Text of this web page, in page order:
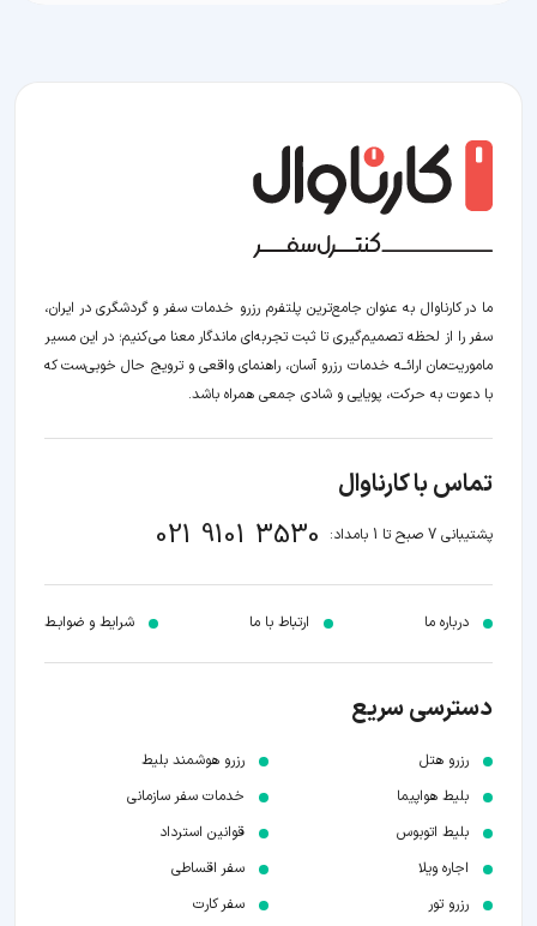
ما در کارناوال به عنوان جامع‌ترین پلتفرم رزرو خدمات سفر و گردشگری در ایران،
سفر را از لحظه‌ تصمیم‌گیری تا ثبت تجربه‌ای ماندگار معنا می‌کنیم؛ در این مسیر‍
ماموریت‌مان اراﺋــﻪ خدمات رزرو آسان، راهنمای واقعی و ترویج حال خوبی‌ست که
با دعوت به حرکت، پویایی و شادی جمعی همراه باشد.
تماس با کارناوال
پشتیبانی 7 صبح تا 1 بامداد: 021 9101 3530
درباره ما ارتباط با ما شرایط و ضوابـط
دسترسی سریع
رزرو هتل
بلیط هواپیما
بلیط اتوبوس
اجاره ویلا
رزرو تور
رزرو هوشمند بلیط
خدمات سفر سازمانی
قوانین استرداد
سفر اقساطی
سفر کارت